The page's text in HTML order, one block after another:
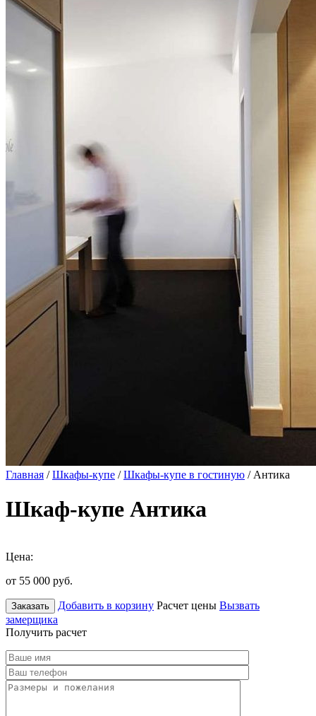
Главная /Шкафы-купе /Шкафы-купе в гостиную / Антика
Шкаф-купе Антика
Цена:
от 55 000 руб.
Заказать Добавить в корзину Расчет цены Вызвать
замерщика
Получить расчет